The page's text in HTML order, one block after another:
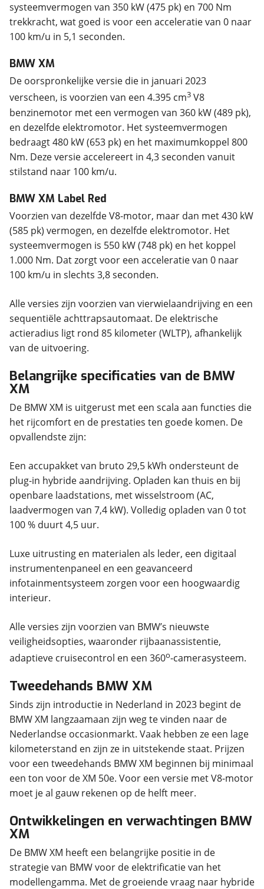
systeemvermogen van 350 kW (475 pk) en 700 Nm
trekkracht, wat goed is voor een acceleratie van 0 naar
100 km/u in 5,1 seconden.
BMW XM
De oorspronkelijke versie die in januari 2023
verscheen, is voorzien van een 4.395 cm3 V8
benzinemotor met een vermogen van 360 kW (489 pk),
en dezelfde elektromotor. Het systeemvermogen
bedraagt 480 kW (653 pk) en het maximumkoppel 800
Nm. Deze versie accelereert in 4,3 seconden vanuit
stilstand naar 100 km/u.
BMW XM Label Red
Voorzien van dezelfde V8-motor, maar dan met 430 kW
(585 pk) vermogen, en dezelfde elektromotor. Het
systeemvermogen is 550 kW (748 pk) en het koppel
1.000 Nm. Dat zorgt voor een acceleratie van 0 naar
100 km/u in slechts 3,8 seconden.
Alle versies zijn voorzien van vierwielaandrijving en een
sequentiële achttrapsautomaat. De elektrische
actieradius ligt rond 85 kilometer (WLTP), afhankelijk
van de uitvoering.
Belangrijke specificaties van de BMW
XM
De BMW XM is uitgerust met een scala aan functies die
het rijcomfort en de prestaties ten goede komen. De
opvallendste zijn:
Een accupakket van bruto 29,5 kWh ondersteunt de
plug-in hybride aandrijving. Opladen kan thuis en bij
openbare laadstations, met wisselstroom (AC,
laadvermogen van 7,4 kW). Volledig opladen van 0 tot
100 % duurt 4,5 uur.
Luxe uitrusting en materialen als leder, een digitaal
instrumentenpaneel en een geavanceerd
infotainmentsysteem zorgen voor een hoogwaardig
interieur.
Alle versies zijn voorzien van BMW’s nieuwste
veiligheidsopties, waaronder rijbaanassistentie,
adaptieve cruisecontrol en een 360o-camerasysteem.
Tweedehands BMW XM
Sinds zijn introductie in Nederland in 2023 begint de
BMW XM langzaamaan zijn weg te vinden naar de
Nederlandse occasionmarkt. Vaak hebben ze een lage
kilometerstand en zijn ze in uitstekende staat. Prijzen
voor een tweedehands BMW XM beginnen bij minimaal
een ton voor de XM 50e. Voor een versie met V8-motor
moet je al gauw rekenen op de helft meer.
Ontwikkelingen en verwachtingen BMW
XM
De BMW XM heeft een belangrijke positie in de
strategie van BMW voor de elektrificatie van het
modellengamma. Met de groeiende vraag naar hybride